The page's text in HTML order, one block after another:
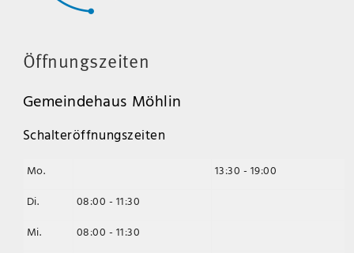
Öffnungszeiten
Gemeindehaus Möhlin
Schalteröffnungszeiten
Mo.
13:30 - 19:00
Di.
08:00 - 11:30
Mi.
08:00 - 11:30